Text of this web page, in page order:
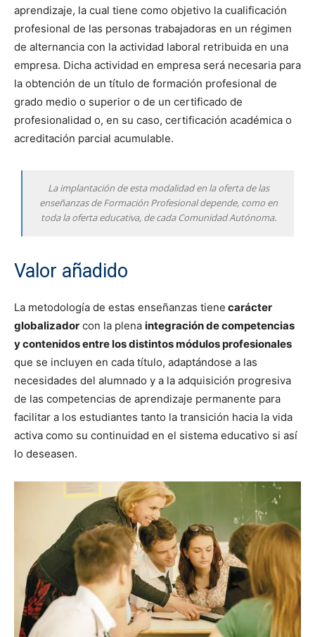
aprendizaje, la cual tiene como objetivo la cualificación
profesional de las personas trabajadoras en un régimen
de alternancia con la actividad laboral retribuida en una
empresa. Dicha actividad en empresa será necesaria para
la obtención de un título de formación profesional de
grado medio o superior o de un certificado de
profesionalidad o, en su caso, certificación académica o
acreditación parcial acumulable.
La implantación de esta modalidad en la oferta de las
enseñanzas de Formación Profesional depende, como en
toda la oferta educativa, de cada Comunidad Autónoma.
Valor añadido
La metodología de estas enseñanzas tiene carácter
globalizador con la plena integración de competencias
y contenidos entre los distintos módulos profesionales
que se incluyen en cada título, adaptándose a las
necesidades del alumnado y a la adquisición progresiva
de las competencias de aprendizaje permanente para
facilitar a los estudiantes tanto la transición hacia la vida
activa como su continuidad en el sistema educativo si así
lo deseasen.